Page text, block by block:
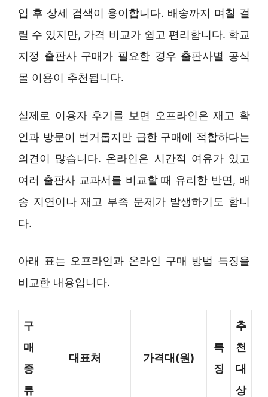
입 후 상세 검색이 용이합니다. 배송까지 며칠 걸
릴 수 있지만, 가격 비교가 쉽고 편리합니다. 학교
지정 출판사 구매가 필요한 경우 출판사별 공식
몰 이용이 추천됩니다.
실제로 이용자 후기를 보면 오프라인은 재고 확
인과 방문이 번거롭지만 급한 구매에 적합하다는
의견이 많습니다. 온라인은 시간적 여유가 있고
여러 출판사 교과서를 비교할 때 유리한 반면, 배
송 지연이나 재고 부족 문제가 발생하기도 합니
다.
아래 표는 오프라인과 온라인 구매 방법 특징을
비교한 내용입니다.
구
매
종
류
대표처 가격대(원)
특
징
추
천
대
상